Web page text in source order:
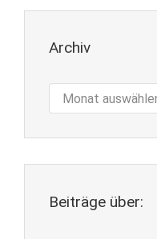
Archiv
Beiträge über: